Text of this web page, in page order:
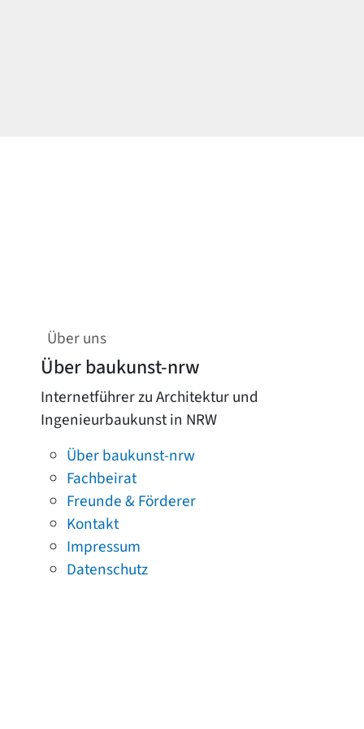
Über uns
Über baukunst-nrw
Internetführer zu Architektur und
Ingenieurbaukunst in NRW
Über baukunst-nrw
Fachbeirat
Freunde & Förderer
Kontakt
Impressum
Datenschutz